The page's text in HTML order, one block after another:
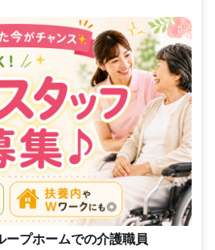
ープホームでの介護職員